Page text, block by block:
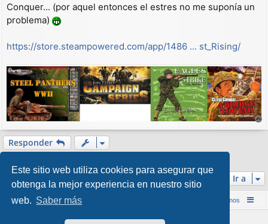
Este sitio web utiliza cookies para asegurar que
obtenga la mejor experiencia en nuestro sitio
web. Saber más
j
e
Conquer... (por aquel entonces el estres no me suponía un
problema)
https://store.steampowered.com/app/1486 ... st_Rising/
r
a
Responder
Ir a
Inicio (Web) Foro Punta de Lanza Wargames Contáctenos
Desarrollado porphpBB® Forum Software © phpBB Limited